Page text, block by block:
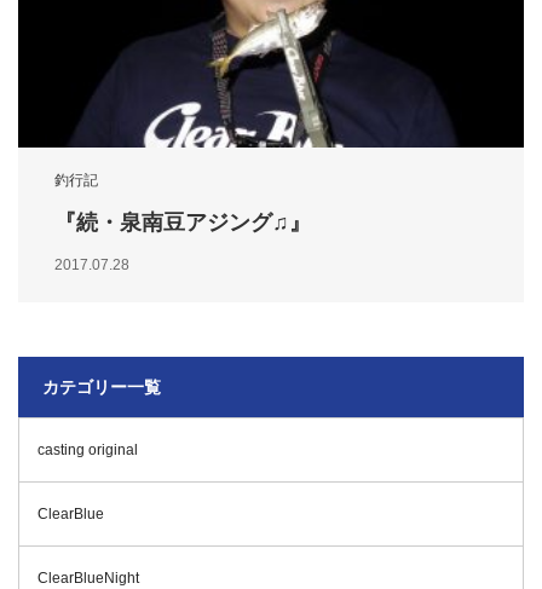
釣行記
『続・泉南豆アジング♫』
2017.07.28
カテゴリー一覧
casting original
ClearBlue
ClearBlueNight